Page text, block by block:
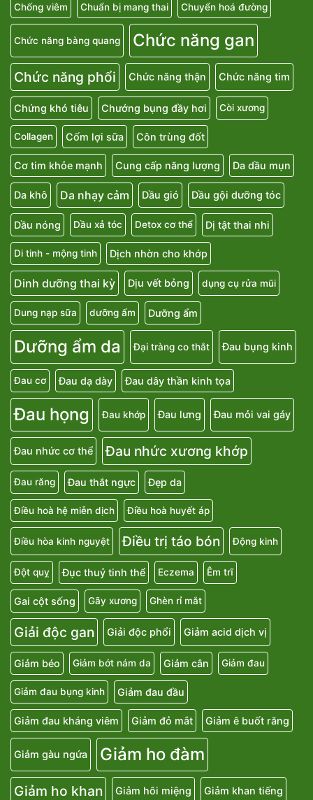
Chống viêm Chuẩn bị mang thai Chuyển hoá đường
Chức năng bàng quang Chức năng gan
Chức năng phổi Chức năng thận Chức năng tim
Chứng khó tiêu Chướng bụng đầy hơi Còi xương
Collagen Cốm lợi sữa Côn trùng đốt
Cơ tim khỏe mạnh Cung cấp năng lượng Da dầu mụn
Da khô Da nhạy cảm Dầu gió Dầu gội dưỡng tóc
Dầu nóng Dầu xả tóc Detox cơ thể Dị tật thai nhi
Di tinh - mộng tinh Dịch nhờn cho khớp
Dinh dưỡng thai kỳ Dịu vết bỏng dụng cụ rửa mũi
Dung nạp sữa dưỡng ẩm Dưỡng ẩm
Dưỡng ẩm da Đại tràng co thắt Đau bụng kinh
Đau cơ Đau dạ dày Đau dây thần kinh tọa
Đau họng Đau khớp Đau lưng Đau mỏi vai gáy
Đau nhức cơ thể Đau nhức xương khớp
Đau răng Đau thắt ngực Đẹp da
Điều hoà hệ miễn dịch Điều hoà huyết áp
Điều hòa kinh nguyệt Điều trị táo bón Động kinh
Đột quỵ Đục thuỷ tinh thể Eczema Êm trĩ
Gai cột sống Gãy xương Ghèn rỉ mắt
Giải độc gan Giải độc phổi Giảm acid dịch vị
Giảm béo Giảm bớt nám da Giảm cân Giảm đau
Giảm đau bụng kinh Giảm đau đầu
Giảm đau kháng viêm Giảm đỏ mắt Giảm ê buốt răng
Giảm gàu ngứa Giảm ho đàm
Giảm ho khan Giảm hôi miệng Giảm khan tiếng